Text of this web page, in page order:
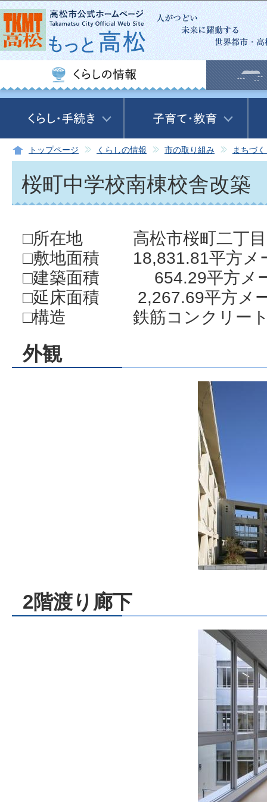
この
トップページ くらしの情報 市の取り組み まちづ
桜町中学校南棟校舎改築
□所在地 高松市桜町二丁目
□敷地面積 18,831.81平方メ
□建築面積 654.29平方メ
□延床面積 2,267.69平方メ
□構造 鉄筋コンクリート
外観
2階渡り廊下